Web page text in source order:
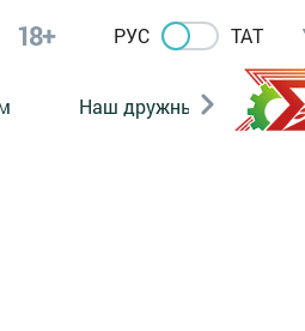
18+ РУС ТАТ
Наш дружный коллектив